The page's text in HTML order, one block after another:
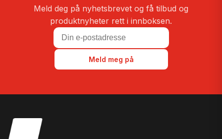
Meld deg på nyhetsbrevet og få tilbud og
produktnyheter rett i innboksen.
Meld meg på